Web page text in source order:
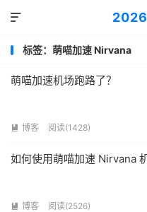

标签：萌喵加速 Nirvana
萌喵加速机场跑路了？
 博客 阅读(1428)
如何使用萌喵加速 Nirvana
 博客 阅读(2526)